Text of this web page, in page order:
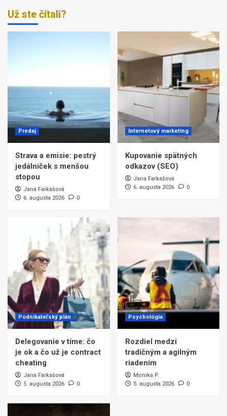
Už ste čítali?
Predaj
Strava a emisie: pestrý
jedálniček s menšou
stopou
Jana Farkašová
6. augusta 2026
0
Internetový marketing
Kupovanie spätných
odkazov (SEO)
Jana Farkašová
6. augusta 2026
0
Podnikateľský plán
Delegovanie v tíme: čo
je ok a čo už je contract
cheating
Jana Farkašová
5. augusta 2026
0
Psychológia
Rozdiel medzi
tradičným a agilným
riadením
Monika P.
5. augusta 2026
0